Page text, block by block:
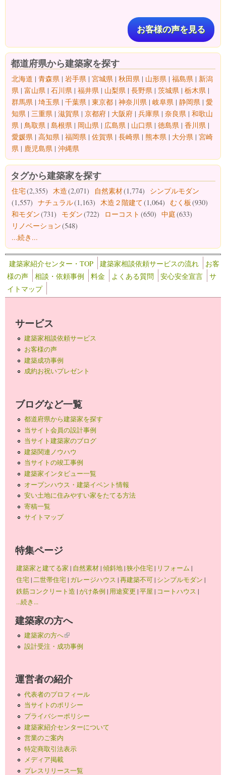
お客様の声を見る
都道府県から建築家を探す
北海道 | 青森県 | 岩手県 | 宮城県 | 秋田県 | 山形県 | 福島県 | 新潟
県 | 富山県 | 石川県 | 福井県 | 山梨県 | 長野県 | 茨城県 | 栃木県 |
群馬県 | 埼玉県 | 千葉県 | 東京都 | 神奈川県 | 岐阜県 | 静岡県 | 愛
知県 | 三重県 | 滋賀県 | 京都府 | 大阪府 | 兵庫県 | 奈良県 | 和歌山
県 | 鳥取県 | 島根県 | 岡山県 | 広島県 | 山口県 | 徳島県 | 香川県 |
愛媛県 | 高知県 | 福岡県 | 佐賀県 | 長崎県 | 熊本県 | 大分県 | 宮崎
県 | 鹿児島県 | 沖縄県
タグから建築家を探す
住宅(2,355) 木造(2,071) 自然素材(1,774)
シンプルモダン
(1,557) ナチュラル(1,163) 木造２階建て(1,064) むく板 (930)
和モダン(731) モダン(722) ローコスト (650) 中庭(633)
リノベーション(548)
...続き...
建築家紹介センター・TOP 建築家相談依頼サービスの流れ
お客
様の声
相談・依頼事例 料金 よくある質問 安心安全宣言
サ
イトマップ
サービス
建築家相談依頼サービス
お客様の声
建築成功事例
成約お祝いプレゼント
ブログなど一覧
都道府県から建築家を探す
当サイト会員の設計事例
当サイト建築家のブログ
建築関連ノウハウ
当サイトの竣工事例
建築家インタビュー一覧
オープンハウス・建築イベント情報
安い土地に住みやすい家をたてる方法
寄稿一覧
サイトマップ
特集ページ
建築家と建てる家 | 自然素材|傾斜地|狭小住宅| リフォーム |
住宅|二世帯住宅| ガレージハウス |再建築不可| シンプルモダン |
鉄筋コンクリート造 |がけ条例 | 用途変更 |平屋 | コートハウス |
...続き...
建築家の方へ
建築家の方へ(link is external)
設計受注・成功事例
運営者の紹介
代表者のプロフィール
当サイトのポリシー
プライバシーポリシー
建築家紹介センターについて
営業のご案内
特定商取引法表示
メディア掲載
プレスリリース一覧